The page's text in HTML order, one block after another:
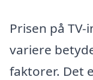
Prisen på
variere
faktorer. Det